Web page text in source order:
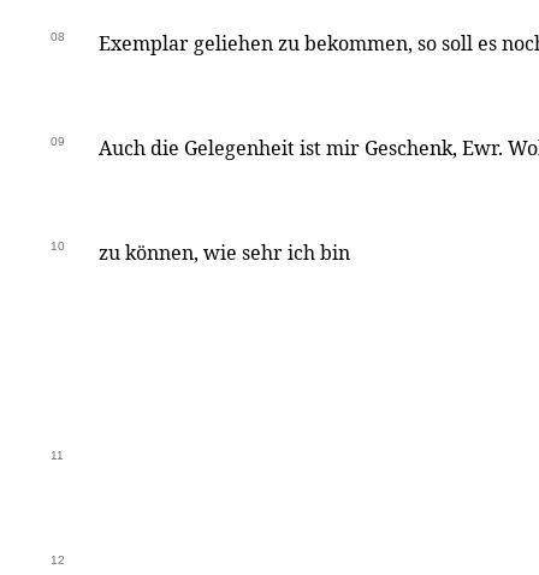
08 Exemplar geliehen zu bekommen, so soll es
09 Auch die Gelegenheit ist mir Geschenk, Ewr.
10 zu können, wie sehr ich bin
11
12